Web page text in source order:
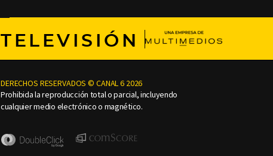
TELEVISIÓN
DERECHOS RESERVADOS © CANAL 6 2026
Prohibida la reproducción total o parcial, incluyendo
cualquier medio electrónico o magnético.